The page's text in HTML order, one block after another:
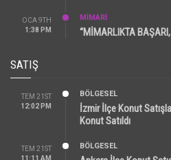
OCA 9TH
1:38 PM
MİMARİ
“MİMARLIKTA
SATIŞ
TEM 21ST
12:02 PM
BÖLGESEL
İzmir İlçe Konut
Konut Satıldı
TEM 21ST
11:11 AM
BÖLGESEL